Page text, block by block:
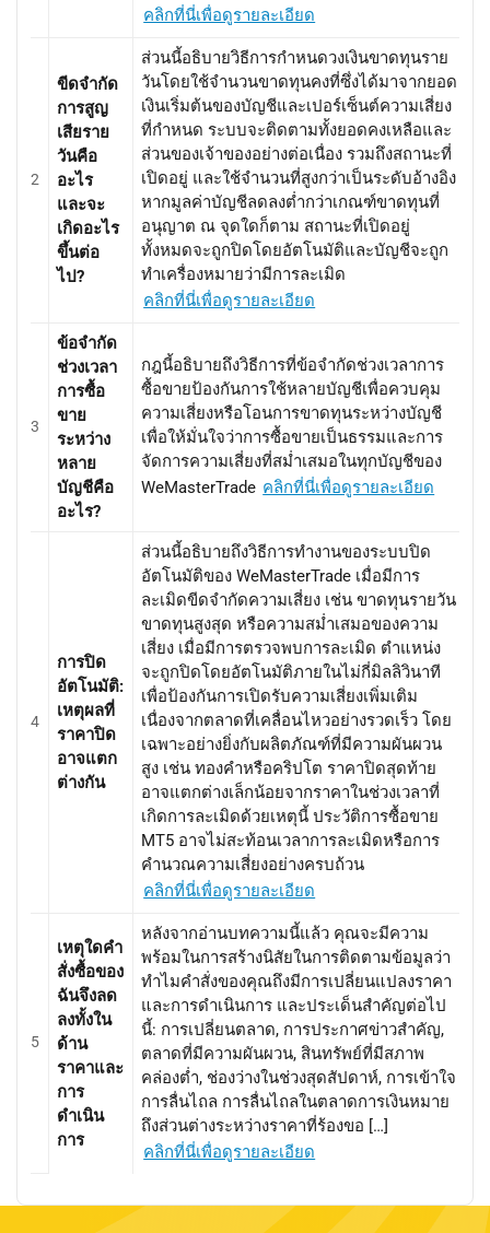
คลิกที่นี่เพื่อดูรายละเอียด
2
ขีดจำกัด
การสูญ
เสียราย
วันคือ
อะไร
และจะ
เกิดอะไร
ขึ้นต่อ
ไป?
ส่วนนี้อธิบายวิธีการกำหนดวงเงินขาดทุนราย
วันโดยใช้จำนวนขาดทุนคงที่ซึ่งได้มาจากยอด
เงินเริ่มต้นของบัญชีและเปอร์เซ็นต์ความเสี่ยง
ที่กำหนด ระบบจะติดตามทั้งยอดคงเหลือและ
ส่วนของเจ้าของอย่างต่อเนื่อง รวมถึงสถานะที่
เปิดอยู่ และใช้จำนวนที่สูงกว่าเป็นระดับอ้างอิง
หากมูลค่าบัญชีลดลงต่ำกว่าเกณฑ์ขาดทุนที่
อนุญาต ณ จุดใดก็ตาม สถานะที่เปิดอยู่
ทั้งหมดจะถูกปิดโดยอัตโนมัติและบัญชีจะถูก
ทำเครื่องหมายว่ามีการละเมิด
คลิกที่นี่เพื่อดูรายละเอียด
3
ข้อจำกัด
ช่วงเวลา
การซื้อ
ขาย
ระหว่าง
หลาย
บัญชีคือ
อะไร?
กฎนี้อธิบายถึงวิธีการที่ข้อจำกัดช่วงเวลาการ
ซื้อขายป้องกันการใช้หลายบัญชีเพื่อควบคุม
ความเสี่ยงหรือโอนการขาดทุนระหว่างบัญชี
เพื่อให้มั่นใจว่าการซื้อขายเป็นธรรมและการ
จัดการความเสี่ยงที่สม่ำเสมอในทุกบัญชีของ
WeMasterTrade คลิกที่นี่เพื่อดูรายละเอียด
4
การปิด
อัตโนมัติ:
เหตุผลที่
ราคาปิด
อาจแตก
ต่างกัน
ส่วนนี้อธิบายถึงวิธีการทำงานของระบบปิด
อัตโนมัติของ WeMasterTrade เมื่อมีการ
ละเมิดขีดจำกัดความเสี่ยง เช่น ขาดทุนรายวัน
ขาดทุนสูงสุด หรือความสม่ำเสมอของความ
เสี่ยง เมื่อมีการตรวจพบการละเมิด ตำแหน่ง
จะถูกปิดโดยอัตโนมัติภายในไม่กี่มิลลิวินาที
เพื่อป้องกันการเปิดรับความเสี่ยงเพิ่มเติม
เนื่องจากตลาดที่เคลื่อนไหวอย่างรวดเร็ว โดย
เฉพาะอย่างยิ่งกับผลิตภัณฑ์ที่มีความผันผวน
สูง เช่น ทองคำหรือคริปโต ราคาปิดสุดท้าย
อาจแตกต่างเล็กน้อยจากราคาในช่วงเวลาที่
เกิดการละเมิดด้วยเหตุนี้ ประวัติการซื้อขาย
MT5 อาจไม่สะท้อนเวลาการละเมิดหรือการ
คำนวณความเสี่ยงอย่างครบถ้วน
คลิกที่นี่เพื่อดูรายละเอียด
5
เหตุใดคำ
สั่งซื้อของ
ฉันจึงลด
ลงทั้งใน
ด้าน
ราคาและ
การ
ดำเนิน
การ
หลังจากอ่านบทความนี้แล้ว คุณจะมีความ
พร้อมในการสร้างนิสัยในการติดตามข้อมูลว่า
ทำไมคำสั่งของคุณถึงมีการเปลี่ยนแปลงราคา
และการดำเนินการ และประเด็นสำคัญต่อไป
นี้: การเปลี่ยนตลาด, การประกาศข่าวสำคัญ,
ตลาดที่มีความผันผวน, สินทรัพย์ที่มีสภาพ
คล่องต่ำ, ช่องว่างในช่วงสุดสัปดาห์, การเข้าใจ
การลื่นไถล การลื่นไถลในตลาดการเงินหมาย
ถึงส่วนต่างระหว่างราคาที่ร้องขอ […]
คลิกที่นี่เพื่อดูรายละเอียด